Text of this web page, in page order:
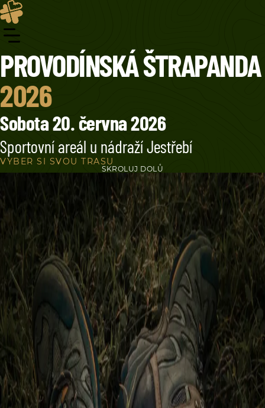
PROVODÍNSKÁ ŠTRAPANDA
2026
Sobota 20. června 2026
Sportovní areál u nádraží Jestřebí
VYBER SI SVOU TRASU
SKROLUJ DOLŮ